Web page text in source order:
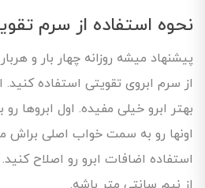
نحوه استفاده از سرم
پیشنهاد میشه روزانه چهار بار و
از سرم ابروی تقویتی استفاده
بهتر ابرو خیلی مفیده. اول ابروها
اونها رو به سمت خواب اصلی براش
استفاده اضافات ابرو رو اصلاح کنید.